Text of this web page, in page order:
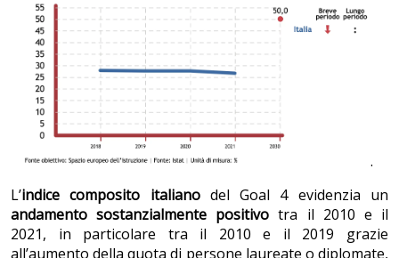
.
L’indice composito italiano del Goal 4 evidenzia un
andamento sostanzialmente positivo tra il 2010 e il
2021, in particolare tra il 2010 e il 2019 grazie
all’aumento della quota di persone laureate o diplomate,